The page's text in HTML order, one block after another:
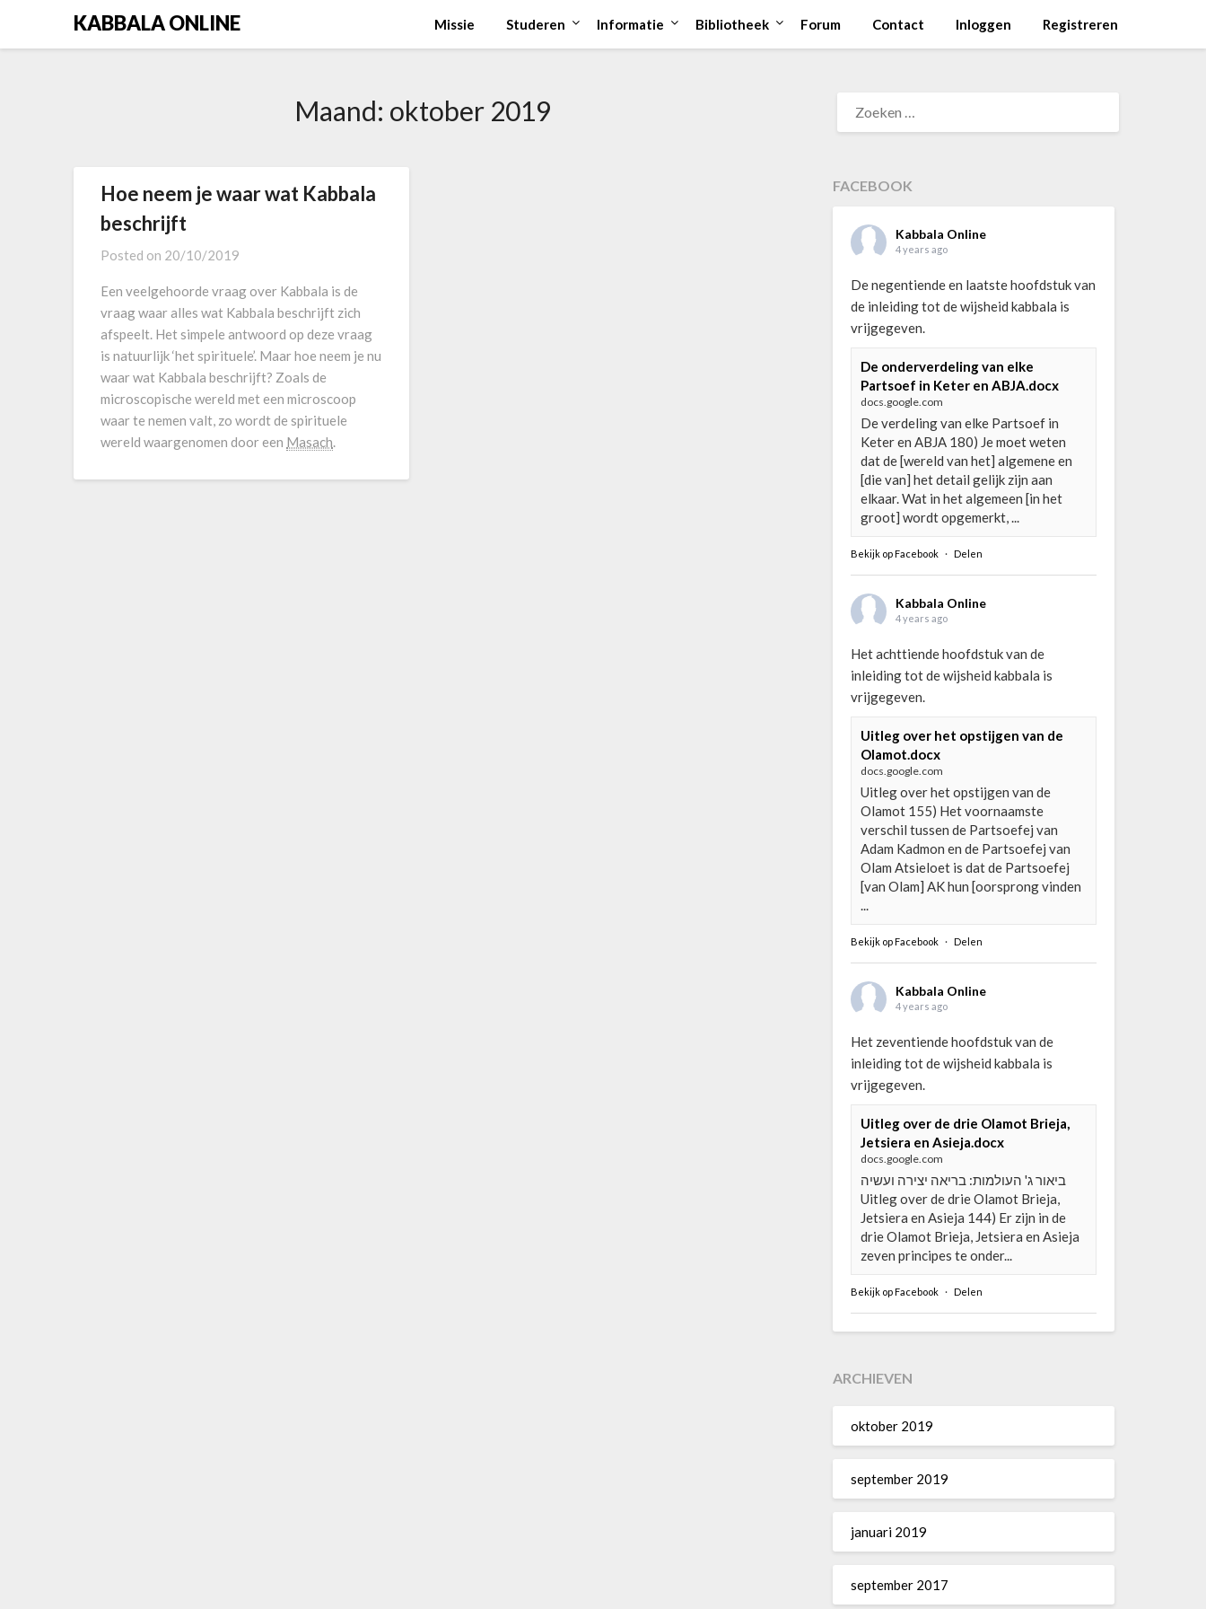
KABBALA ONLINE Missie Studeren Informatie Bibliotheek Forum Contact Inloggen Registreren
Maand: oktober 2019
Hoe neem je waar wat Kabbala
beschrijft
Posted on 20/10/2019
Een veelgehoorde vraag over Kabbala is de
vraag waar alles wat Kabbala beschrijft zich
afspeelt. Het simpele antwoord op deze vraag
is natuurlijk ‘het spirituele’. Maar hoe neem je nu
waar wat Kabbala beschrijft? Zoals de
microscopische wereld met een microscoop
waar te nemen valt, zo wordt de spirituele
wereld waargenomen door een Masach.
NAAR:
FACEBOOK
Kabbala Online
4 years ago
De negentiende en laatste hoofdstuk van
de inleiding tot de wijsheid kabbala is
vrijgegeven.
De onderverdeling van elke
Partsoef in Keter en ABJA.docx
docs.google.com
De verdeling van elke Partsoef in
Keter en ABJA 180) Je moet weten
dat de [wereld van het] algemene en
[die van] het detail gelijk zijn aan
elkaar. Wat in het algemeen [in het
groot] wordt opgemerkt, ...
Bekijk op Facebook · Delen
Kabbala Online
4 years ago
Het achttiende hoofdstuk van de
inleiding tot de wijsheid kabbala is
vrijgegeven.
Uitleg over het opstijgen van de
Olamot.docx
docs.google.com
Uitleg over het opstijgen van de
Olamot 155) Het voornaamste
verschil tussen de Partsoefej van
Adam Kadmon en de Partsoefej van
Olam Atsieloet is dat de Partsoefej
[van Olam] AK hun [oorsprong vinden
...
Bekijk op Facebook · Delen
Kabbala Online
4 years ago
Het zeventiende hoofdstuk van de
inleiding tot de wijsheid kabbala is
vrijgegeven.
Uitleg over de drie Olamot Brieja,
Jetsiera en Asieja.docx
docs.google.com
ביאור ג' העולמות: בריאה יצירה ועשיה
Uitleg over de drie Olamot Brieja,
Jetsiera en Asieja 144) Er zijn in de
drie Olamot Brieja, Jetsiera en Asieja
zeven principes te onder...
Bekijk op Facebook · Delen
ARCHIEVEN
oktober 2019
september 2019
januari 2019
september 2017